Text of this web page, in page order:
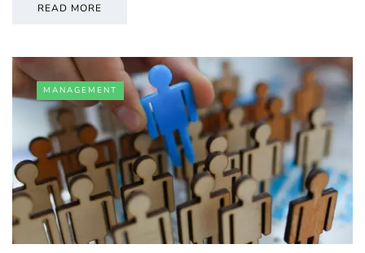
READ MORE
MANAGEMENT